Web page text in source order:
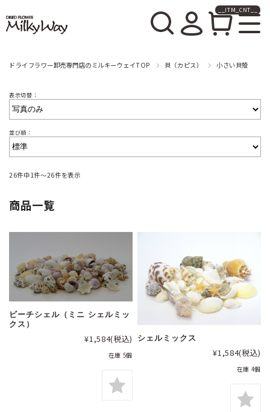
__ITM_CNT__
ドライフラワー卸売専門店のミルキーウェイTOP 貝（カピス） 小さい貝殻
表示切替：
並び順：
26件中1件～26件を表示
商品一覧
ビーチシェル（ミニ シェルミッ
クス）
¥1,584(税込)
在庫 5個
シェルミックス
¥1,584(税込)
在庫 4個